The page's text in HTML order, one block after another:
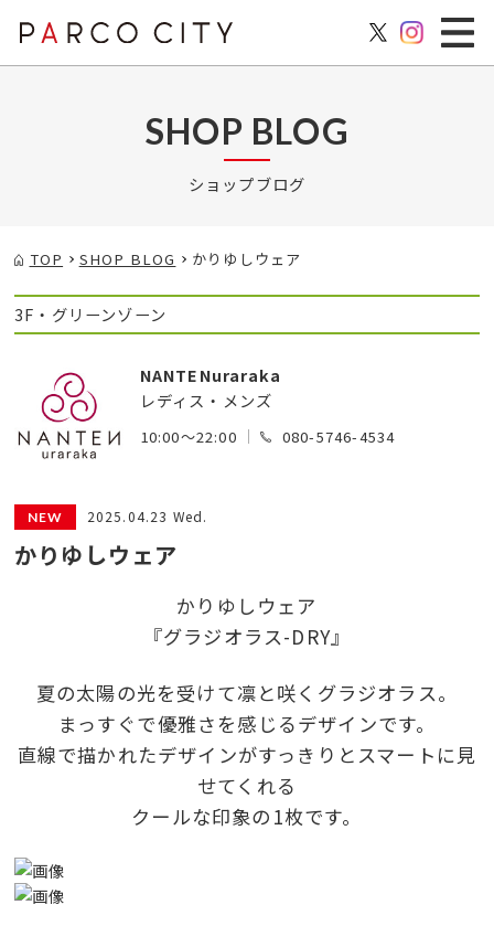
SHOP BLOG
ショップブログ
TOP SHOP BLOG かりゆしウェア
3F・グリーンゾーン
NANTENuraraka
レディス・メンズ
10:00～22:00 080-5746-4534
2025.04.23 Wed.
かりゆしウェア
かりゆしウェア
『グラジオラス-DRY』
夏の太陽の光を受けて凛と咲くグラジオラス。
まっすぐで優雅さを感じるデザインです。
直線で描かれたデザインがすっきりとスマートに見
せてくれる
クールな印象の1枚です。